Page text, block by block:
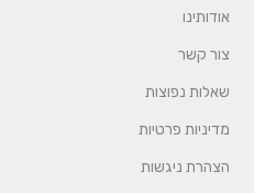
אודותינו
צור קשר
שאלות נפוצות
מדיניות פרטיות
הצהרת ניגשות